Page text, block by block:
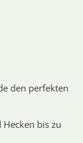
den perfekten
bis zu